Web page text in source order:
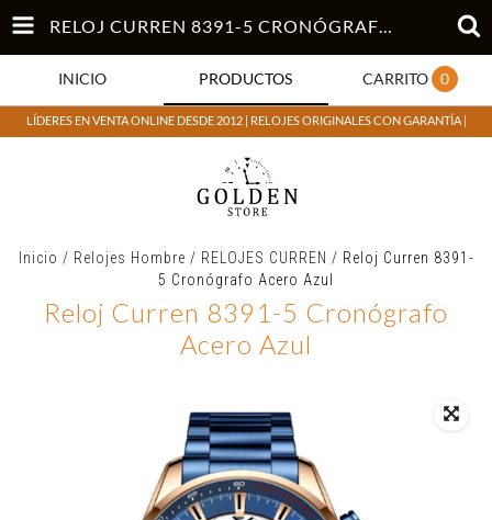
RELOJ CURREN 8391-5 CRONÓGRAFO ACERO AZUL
INICIO PRODUCTOS CARRITO 0
LÍDERES EN VENTA ONLINE DESDE 2012 | RELOJES ORIGINALES CON GARANTÍA |
Inicio / Relojes Hombre / RELOJES CURREN / Reloj Curren 8391-
5 Cronógrafo Acero Azul
Reloj Curren 8391-5 Cronógrafo
Acero Azul